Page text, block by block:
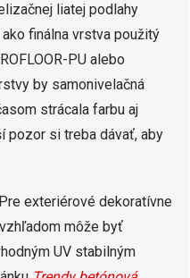
liatej podlahy
finálna vrstva použitý
PU alebo
by samonivelačná
strácala farbu aj
pozor si treba dávať, aby
Pre exteriérové dekoratívne
môže byť
UV stabilným